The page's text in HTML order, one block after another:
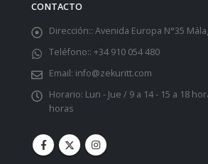
CONTACTO
Dirección:: Avenida Europa N°35
Teléfono:: +34 910 054 480
Email: info@zekuritt.com
Horario: Lun - Jue / 9 a 14 - 15 a 18
horas